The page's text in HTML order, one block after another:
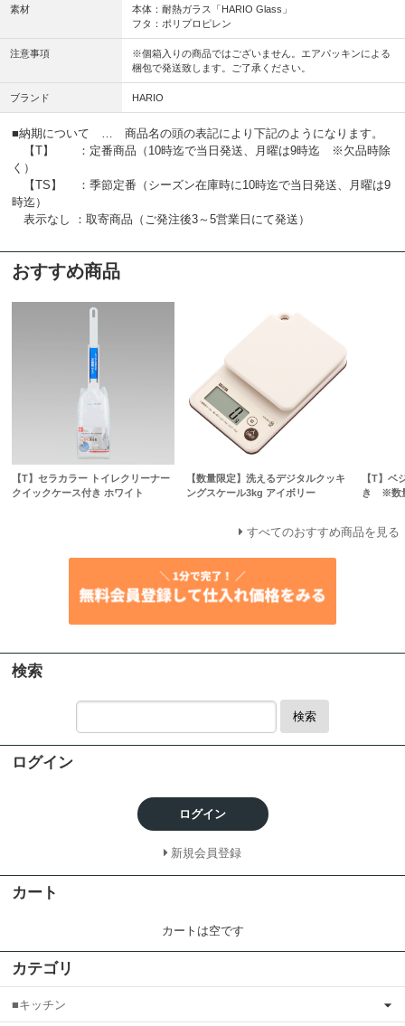
素材
本体：耐熱ガラス「HARIO Glass」
フタ：ポリプロピレン
注意事項
※個箱入りの商品ではございません。エアパッキンによる
梱包で発送致します。ご了承ください。
ブランド HARIO
■納期について … 商品名の頭の表記により下記のようになります。
【T】 ：定番商品（10時迄で当日発送、月曜は9時迄 ※欠品時除
く）
【TS】 ：季節定番（シーズン在庫時に10時迄で当日発送、月曜は9
時迄）
表示なし ：取寄商品（ご発注後3～5営業日にて発送）
おすすめ商品
【T】セラカラー トイレクリーナー
クイックケース付き ホワイト
【数量限定】洗えるデジタルクッキ
ングスケール3kg アイボリー
【T】ベ
き ※数
すべてのおすすめ商品を見る
検索
検索
ログイン
ログイン
新規会員登録
カート
カートは空です
カテゴリ
■キッチン